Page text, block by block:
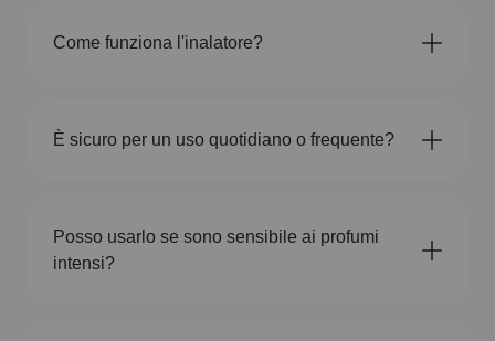
Come funziona l'inalatore?
È sicuro per un uso quotidiano o frequente?
Posso usarlo se sono sensibile ai profumi
intensi?